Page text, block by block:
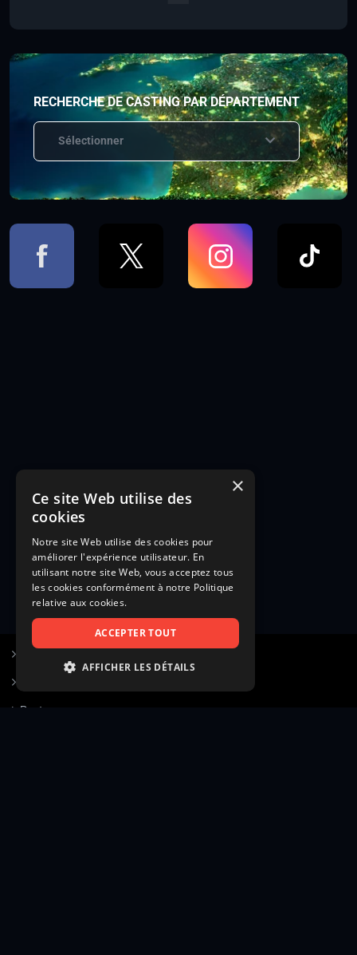
RECHERCHE DE CASTING PAR DÉPARTEMENT
Sélectionner
Poster une annonce
×
Ce site Web utilise des
cookies
Notre site Web utilise des cookies pour
améliorer l'expérience utilisateur. En
utilisant notre site Web, vous acceptez tous
les cookies conformément à notre Politique
relative aux cookies.
ACCEPTER TOUT
AFFICHER LES DÉTAILS